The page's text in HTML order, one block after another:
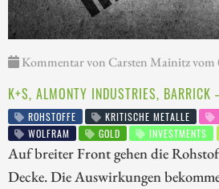
Kommentar von Carsten Mainitz vom
K+S, ALMONTY INDUSTRIES, BARRICK
ROHSTOFFE KRITISCHE METALLE
WOLFRAM
GOLD INVESTMENTS
Auf breiter Front gehen die
Decke. Die Auswirkungen